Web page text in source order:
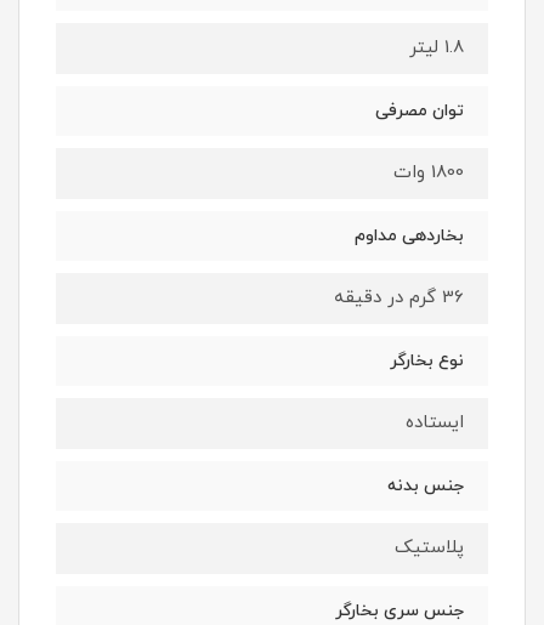
1.8 لیتر
توان مصرفی
1800 وات
بخاردهی مداوم
36 گرم در دقیقه
نوع بخارگر
ایستاده
جنس بدنه
پلاستیک
جنس سری بخارگر